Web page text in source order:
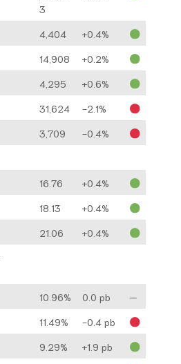
3
4,404
+0.4%
14,908
+0.2%
4,295
+0.6%
31,624
-2.1%
3,709
-0.4%
16.76
+0.4%
18.13
+0.4%
21.06
+0.4%
10.96% 0.0 pb
—
11.49%
-0.4 pb
9.29%
+1.9 pb